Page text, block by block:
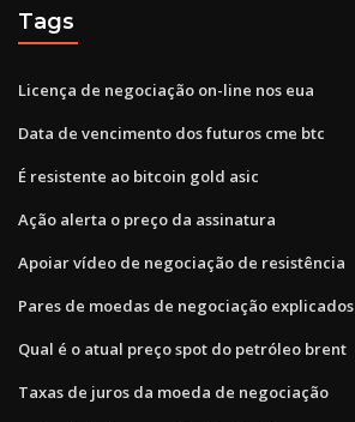
Tags
Licença de negociação on-line nos eua
Data de vencimento dos futuros cme btc
É resistente ao bitcoin gold asic
Ação alerta o preço da assinatura
Apoiar vídeo de negociação de resistência
Pares de moedas de negociação explicados
Qual é o atual preço spot do petróleo brent
Taxas de juros da moeda de negociação